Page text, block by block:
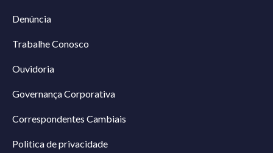
Denúncia
Trabalhe Conosco
Ouvidoria
Governança Corporativa
Correspondentes Cambiais
Politica de privacidade